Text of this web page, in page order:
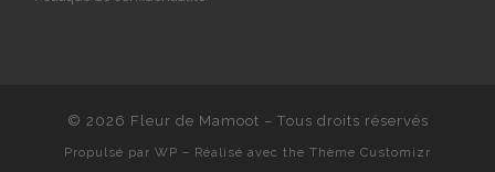
© 2026 Fleur de Mamoot – Tous droits réservés
Propulsé par WP – Réalisé avec the Thème Customizr